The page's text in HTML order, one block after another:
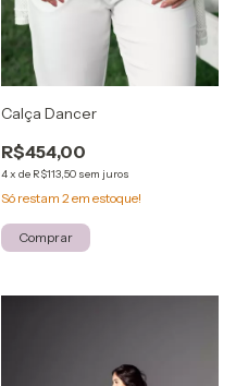
Calça Dancer
R$454,00
4x de R$113,50 sem juros
Só restam 2em estoque!
Comprar